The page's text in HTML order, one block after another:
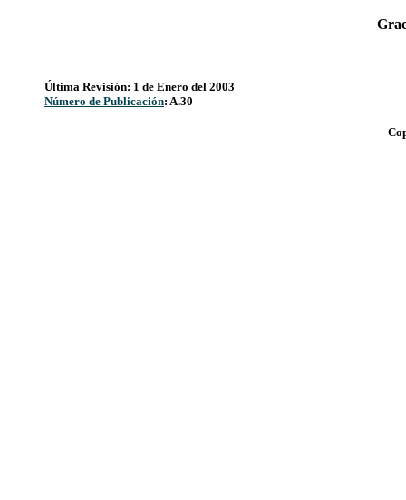
Última Revisión: 1 de Enero del 2003
Número de Publicación: A.30